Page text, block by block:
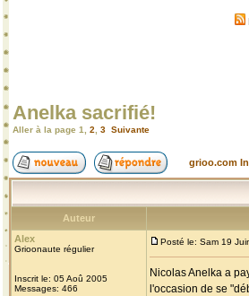
Anelka sacrifié!
Aller à la page 1 2 3 Suivante
grioo.com
Auteur
Alex
Grioonaute régulier
Inscrit le: 05 Aoû 2005
Messages: 466
Posté le: Sam 19
Nicolas Anelka a
l'occasion de se